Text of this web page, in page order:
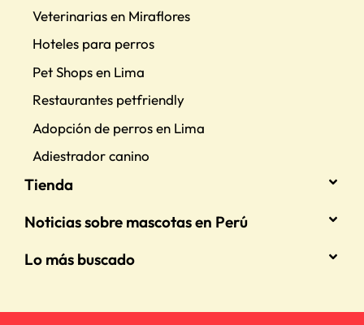
Veterinarias en Miraflores
Hoteles para perros
Pet Shops en Lima
Restaurantes petfriendly
Adopción de perros en Lima
Adiestrador canino
Tienda
Noticias sobre mascotas en Perú
Lo más buscado